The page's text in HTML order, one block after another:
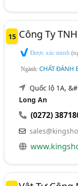
15 Công Ty
Được xác minh
Ngành:CHẤT ĐÁNH
Quốc lộ 1A,
Long An
(0272)